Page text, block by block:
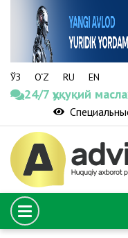
ЎЗ O‘Z RU EN
24/7 ҳуқуқий